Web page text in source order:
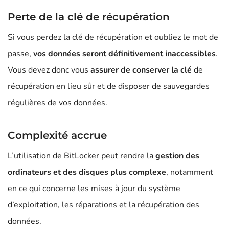
Perte de la clé de récupération
Si vous perdez la clé de récupération et oubliez le mot de
passe, vos données seront définitivement inaccessibles.
Vous devez donc vous assurer de conserver la clé de
récupération en lieu sûr et de disposer de sauvegardes
régulières de vos données.
Complexité accrue
L’utilisation de BitLocker peut rendre lagestion des
ordinateurs et des disques plus complexe, notamment
en ce qui concerne les mises à jour du système
d’exploitation, les réparations et la récupération des
données.